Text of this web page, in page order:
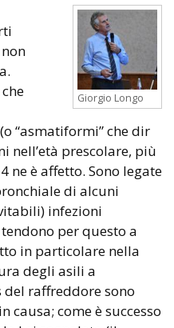
Giorgio Longo
“asmatiformi” che dir
nell’età prescolare, più
ne è affetto. Sono legate
di alcuni
infezioni
per questo a
in particolare nella
degli asili a
raffreddore sono
come è successo